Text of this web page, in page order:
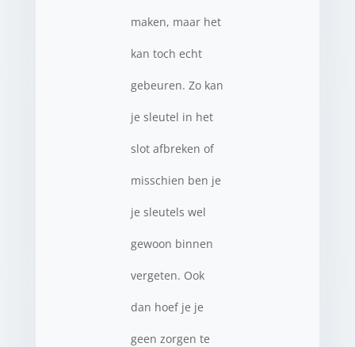
maken, maar het
kan toch echt
gebeuren. Zo kan
je sleutel in het
slot afbreken of
misschien ben je
je sleutels wel
gewoon binnen
vergeten. Ook
dan hoef je je
geen zorgen te